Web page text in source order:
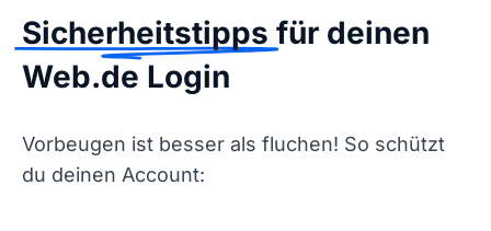
Sicherheitstipps für deinen
Web.de Login
Vorbeugen ist besser als fluchen! So schützt
du deinen Account: